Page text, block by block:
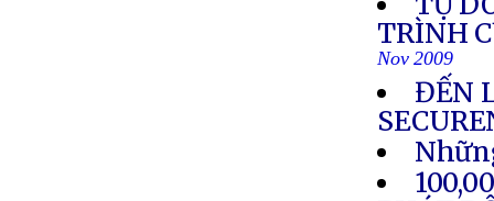
TRÌNH
Nov 2009
ĐẾN